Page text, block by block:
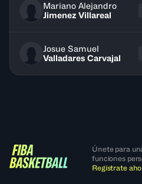
Mariano Alejandro
Jimenez Villareal
Josue Samuel
Valladares Carvajal
Únete para
funciones
Regístrate